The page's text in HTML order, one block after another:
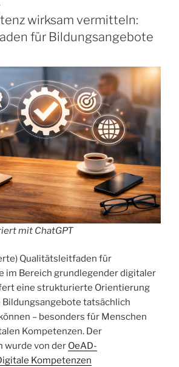
die
Arbeit
in
verändern
können“
wirksam vermitteln:
für Bildungsangebote
mit ChatGPT
Qualitätsleitfaden für
im Bereich grundlegender digitaler
eine strukturierte Orientierung
Bildungsangebote tatsächlich
– besonders für Menschen
Kompetenzen. Der
wurde von der OeAD-
Kompetenzen